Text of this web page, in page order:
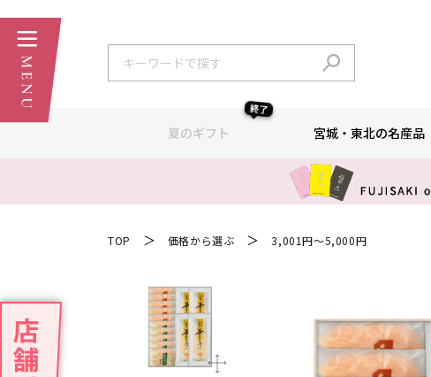
夏のギフト
終了
宮城・東北の名産品
TOP ＞ 価格から選ぶ ＞ 3,001円～5,000円